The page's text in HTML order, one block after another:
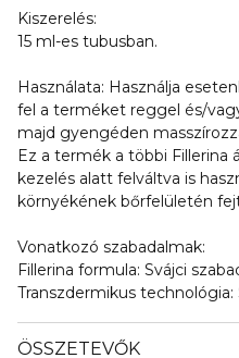
Kiszerelés:
15 ml-es tubusban.
Használata: Használja
fel a terméket reggel és/
majd gyengéden
Ez a termék a többi
kezelés alatt felváltva is
környékének bőrfelületén
Vonatkozó szabadalmak:
Fillerina formula: Svájci
Transzdermikus technológia:
ÖSSZETEVŐK